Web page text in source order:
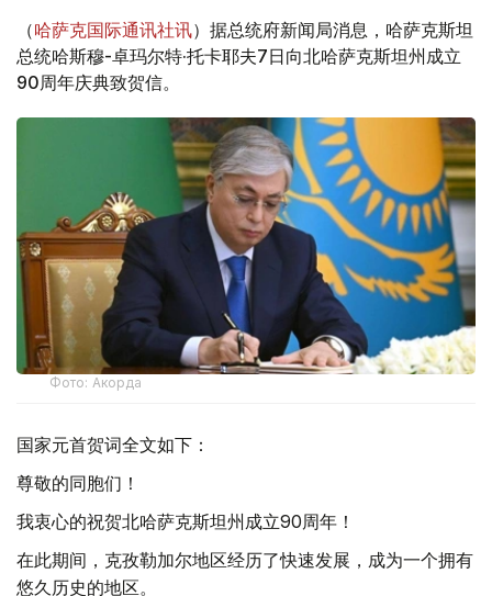
（哈萨克国际通讯社讯）据总统府新闻局消息，哈萨克斯坦
总统哈斯穆-卓玛尔特·托卡耶夫7日向北哈萨克斯坦州成立
90周年庆典致贺信。
Фото: Акорда
国家元首贺词全文如下：
尊敬的同胞们！
我衷心的祝贺北哈萨克斯坦州成立90周年！
在此期间，克孜勒加尔地区经历了快速发展，成为一个拥有
悠久历史的地区。